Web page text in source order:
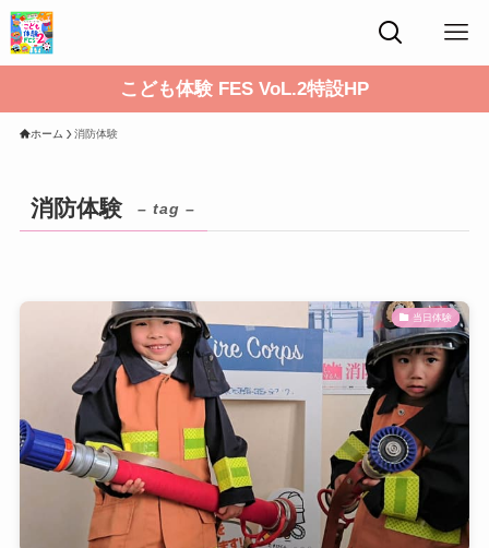
こども体験 FES VoL.2特設HP
ホーム 消防体験
消防体験 – tag –
当日体験